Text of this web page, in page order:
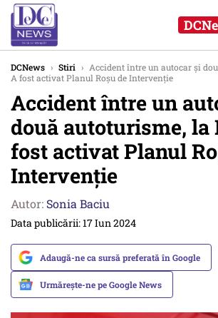
DCNews › Stiri › Accident între un autocar și
A fost activat Planul Roșu de Intervenție
Accident între un
două autoturisme, la
fost activat Planul
Intervenție
Autor: Sonia Baciu
Data publicării: 17 Iun 2024
Adaugă-ne ca sursă preferată în Google
Urmărește-ne pe Google News